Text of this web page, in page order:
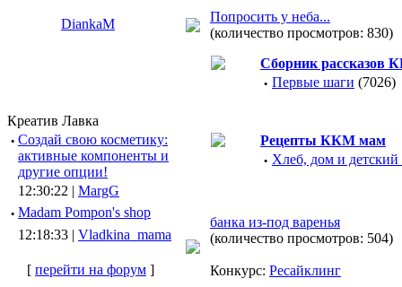
DiankaM
Креатив Лавка
· Создай свою косметику:
активные компоненты и
другие опции!
12:30:22 | MargG
· Madam Pompon's shop
12:18:33 | Vladkina_mama
[ перейти на форум ]
Попросить у неба...
(количество просмотров: 830)
Сборник рассказов
· Первые шаги (7026)
Рецепты ККМ мам
· Хлеб, дом и детский
банка из-под варенья
(количество просмотров: 504)
Конкурс: Ресайклинг